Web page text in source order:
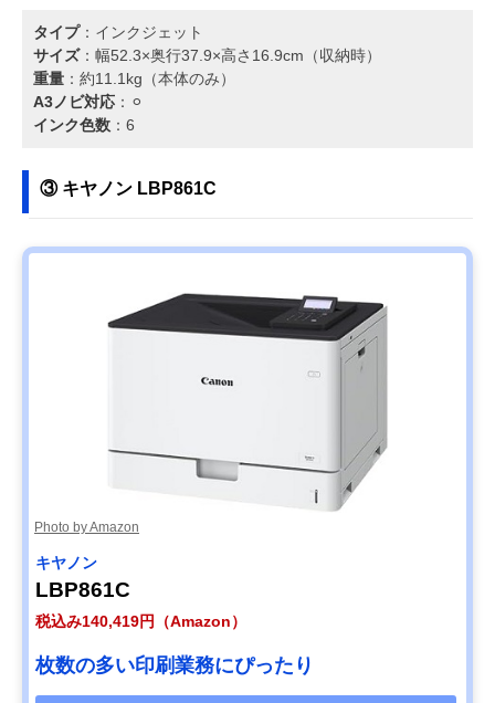
タイプ：インクジェット
サイズ：幅52.3×奥行37.9×高さ16.9cm（収納時）
重量 ：約11.1kg（本体のみ）
A3ノビ対応 ：⚪︎
インク色数 ：6
③ キヤノン LBP861C
Photo by Amazon
キヤノン
LBP861C
税込み140,419円（Amazon）
枚数の多い印刷業務にぴったり